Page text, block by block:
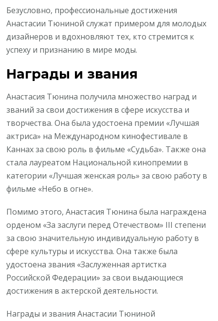
Безусловно, профессиональные достижения
Анастасии Тюниной служат примером для молодых
дизайнеров и вдохновляют тех, кто стремится к
успеху и признанию в мире моды.
Награды и звания
Анастасия Тюнина получила множество наград и
званий за свои достижения в сфере искусства и
творчества. Она была удостоена премии «Лучшая
актриса» на Международном кинофестивале в
Каннах за свою роль в фильме «Судьба». Также она
стала лауреатом Национальной кинопремии в
категории «Лучшая женская роль» за свою работу в
фильме «Небо в огне».
Помимо этого, Анастасия Тюнина была награждена
орденом «За заслуги перед Отечеством» III степени
за свою значительную индивидуальную работу в
сфере культуры и искусства. Она также была
удостоена звания «Заслуженная артистка
Российской Федерации» за свои выдающиеся
достижения в актерской деятельности.
Награды и звания Анастасии Тюниной